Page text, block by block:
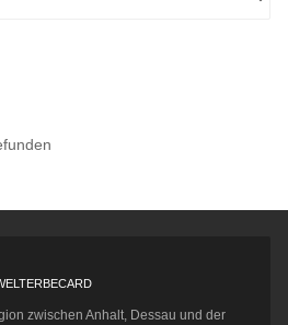
zwischen Anhalt, Dessau und der